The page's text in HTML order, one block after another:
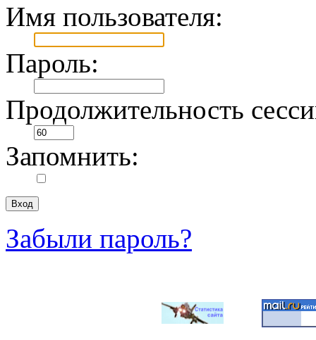
Имя пользователя:
Пароль:
Продолжительность
Запомнить:
Забыли пароль?